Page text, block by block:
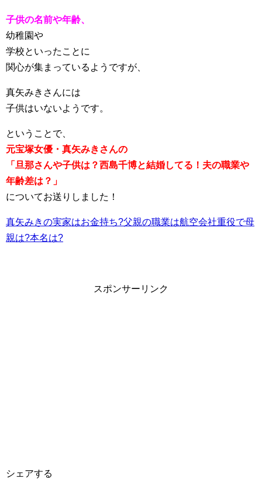
子供の名前や年齢、
幼稚園や
学校といったことに
関心が集まっているようですが、
真矢みきさんには
子供はいないようです。
ということで、
元宝塚女優・真矢みきさんの
「旦那さんや子供は？西島千博と結婚してる！夫の職業や
年齢差は？」
についてお送りしました！
真矢みきの実家はお金持ち?父親の職業は航空会社重役で母
親は?本名は?
スポンサーリンク
シェアする